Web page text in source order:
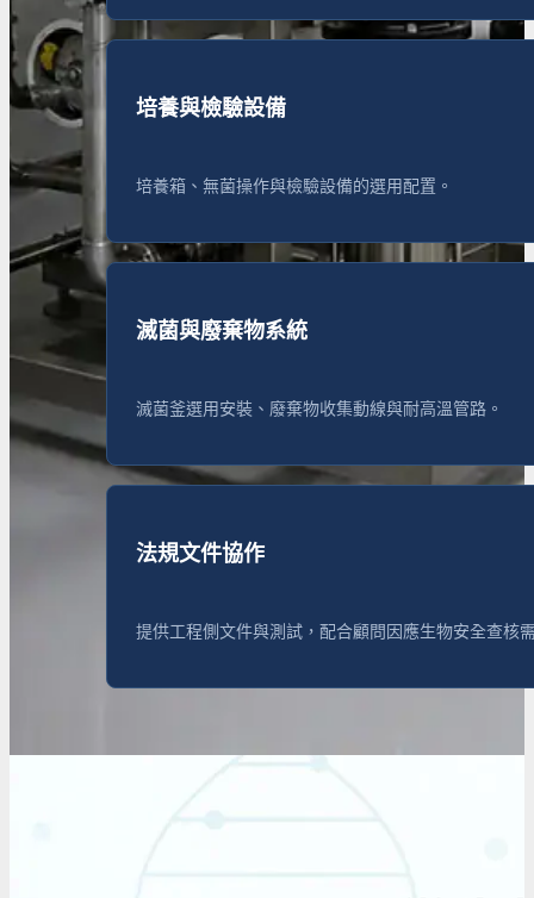
培養與檢驗設備
培養箱、無菌操作與檢驗設備的選用配置。
滅菌與廢棄物系統
滅菌釜選用安裝、廢棄物收集動線與耐高溫管路。
法規文件協作
提供工程側文件與測試，配合顧問因應生物安全查核